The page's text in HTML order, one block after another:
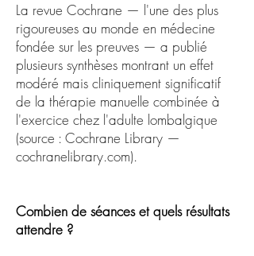
La revue Cochrane — l'une des plus
rigoureuses au monde en médecine
fondée sur les preuves — a publié
plusieurs synthèses montrant un effet
modéré mais cliniquement significatif
de la thérapie manuelle combinée à
l'exercice chez l'adulte lombalgique
(source : Cochrane Library —
cochranelibrary.com).
Combien de séances et quels résultats
attendre ?